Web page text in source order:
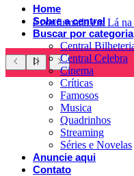
é confirmada em Lá
Home
Sobre a central
Buscar por categoria
Central
Central Celebra
Cinema
Críticas
Famosos
Musica
Quadrinhos
Streaming
Séries e Novelas
Anuncie aqui
Contato